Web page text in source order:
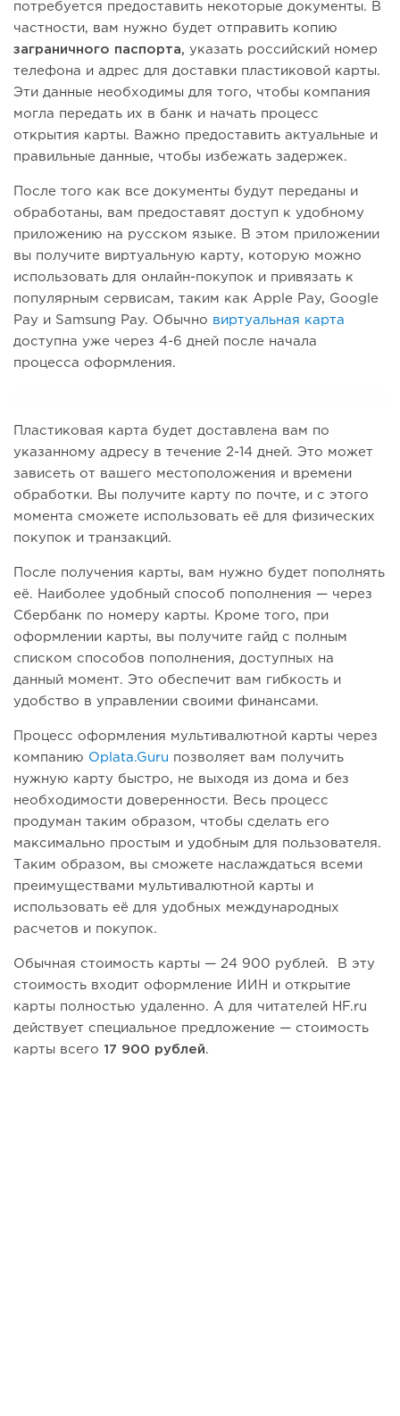
потребуется предоставить некоторые документы. В
частности, вам нужно будет отправить копию
заграничного паспорта, указать российский номер
телефона и адрес для доставки пластиковой карты.
Эти данные необходимы для того, чтобы компания
могла передать их в банк и начать процесс
открытия карты. Важно предоставить актуальные и
правильные данные, чтобы избежать задержек.
После того как все документы будут переданы и
обработаны, вам предоставят доступ к удобному
приложению на русском языке. В этом приложении
вы получите виртуальную карту, которую можно
использовать для онлайн-покупок и привязать к
популярным сервисам, таким как Apple Pay, Google
Pay и Samsung Pay. Обычно виртуальная карта
доступна уже через 4-6 дней после начала
процесса оформления.
Пластиковая карта будет доставлена вам по
указанному адресу в течение 2-14 дней. Это может
зависеть от вашего местоположения и времени
обработки. Вы получите карту по почте, и с этого
момента сможете использовать её для физических
покупок и транзакций.
После получения карты, вам нужно будет пополнять
её. Наиболее удобный способ пополнения — через
Сбербанк по номеру карты. Кроме того, при
оформлении карты, вы получите гайд с полным
списком способов пополнения, доступных на
данный момент. Это обеспечит вам гибкость и
удобство в управлении своими финансами.
Процесс оформления мультивалютной карты через
компанию Oplata.Guru позволяет вам получить
нужную карту быстро, не выходя из дома и без
необходимости доверенности. Весь процесс
продуман таким образом, чтобы сделать его
максимально простым и удобным для пользователя.
Таким образом, вы сможете наслаждаться всеми
преимуществами мультивалютной карты и
использовать её для удобных международных
расчетов и покупок.
Обычная стоимость карты — 24 900 рублей. В эту
стоимость входит оформление ИИН и открытие
карты полностью удаленно. А для читателей HF.ru
действует специальное предложение — стоимость
карты всего 17 900 рублей.